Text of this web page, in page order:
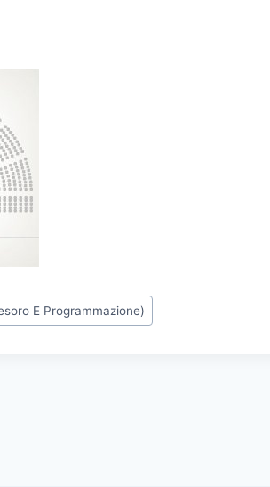
E Programmazione)